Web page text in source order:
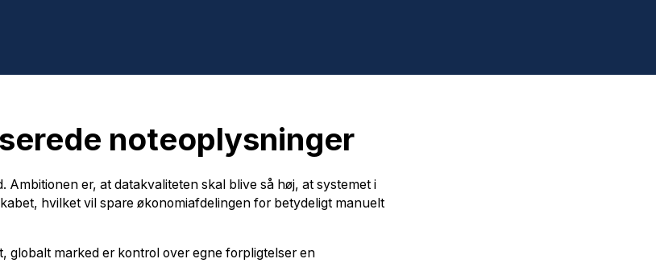
noteoplysninger
er, at datakvaliteten skal blive så høj, at systemet i
hvilket vil spare økonomiafdelingen for betydeligt manuelt
globalt marked er kontrol over egne forpligtelser en